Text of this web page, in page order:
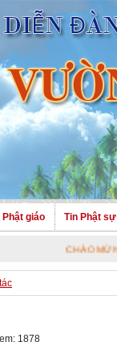
Phật giáo Tin Phật sự
CHÀO MỪNG QUÝ VỊ
1878